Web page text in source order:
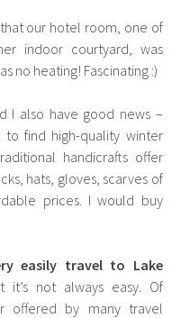
our hotel room, one of
indoor courtyard, was
no heating! Fascinating :)
I also have good news –
find high-quality winter
handicrafts offer
hats, gloves, scarves of
prices. I would buy
easily travel to Lake
not always easy. Of
offered by many travel